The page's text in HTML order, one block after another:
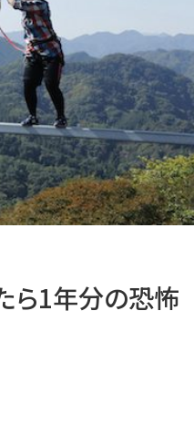
ら1年分の恐怖